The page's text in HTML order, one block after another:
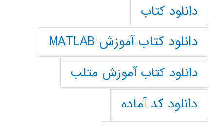
دانلود کتاب
دانلود کتاب آموزش MATLAB
دانلود کتاب آموزش متلب
دانلود کد آماده